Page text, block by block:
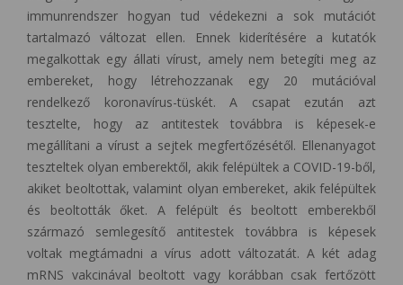
immunrendszer hogyan tud védekezni a sok mutációt
tartalmazó változat ellen. Ennek kiderítésére a kutatók
megalkottak egy állati vírust, amely nem betegíti meg az
embereket, hogy létrehozzanak egy 20 mutációval
rendelkező koronavírus-tüskét. A csapat ezután azt
tesztelte, hogy az antitestek továbbra is képesek-e
megállítani a vírust a sejtek megfertőzésétől. Ellenanyagot
teszteltek olyan emberektől, akik felépültek a COVID-19-ből,
akiket beoltottak, valamint olyan embereket, akik felépültek
és beoltották őket. A felépült és beoltott emberekből
származó semlegesítő antitestek továbbra is képesek
voltak megtámadni a vírus adott változatát. A két adag
mRNS vakcinával beoltott vagy korábban csak fertőzött